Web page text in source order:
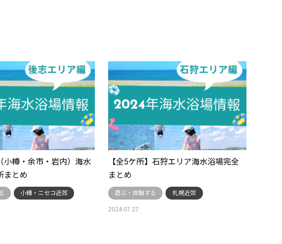
小樽・余市・岩内）海水
まとめ
小樽・ニセコ近郊
【全5ケ所】石狩エリア海水浴場完全
まとめ
遊ぶ・体験する 札幌近郊
2024.07.27